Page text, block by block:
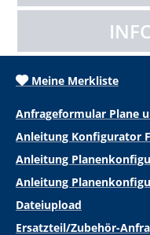
Meine Merkliste
Anfrageformular Plane
Anleitung Konfigurator
Anleitung
Anleitung
Dateiupload
Ersatzteil/Zubehör-